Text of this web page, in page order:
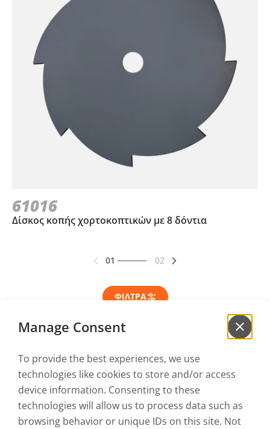
Manage Consent
To provide the best experiences, we use
technologies like cookies to store and/or access
device information. Consenting to these
technologies will allow us to process data such as
browsing behavior or unique IDs on this site. Not
61016
Δίσκος κοπής χορτοκοπτικών με 8 δόντια
01 02
ΦΙΛΤΡΑ
Γράψου στοnewsletter
για να μαθαίνεις πρώτος τα νέα μας!